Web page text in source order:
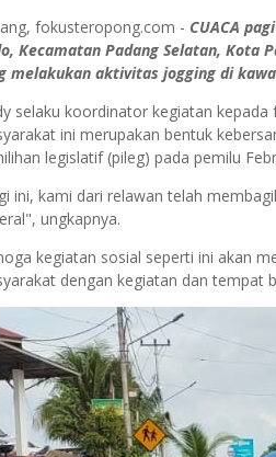
fokusteropong.com - CUACA
Kecamatan Padang Selatan, Kota
melakukan aktivitas jogging di
selaku koordinator kegiatan
ini merupakan bentuk
legislatif (pileg) pada pemilu
ini, kami dari relawan telah
ungkapnya.
kegiatan sosial seperti ini akan
dengan kegiatan dan tempat